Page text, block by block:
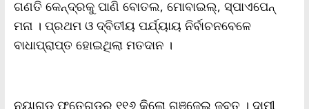
e
n
d
l
ଗଣତି କେନ୍ଦ୍ରକୁ ପାଣି ବୋତଲ, ମୋବାଇଲ୍‌, ସ୍ପାଏପେନ୍
ମନା । ପ୍ରଥମ ଓ ଦ୍ବିତୀୟ ପର୍ଯ୍ୟାୟ ନିର୍ବାଚନବେଳେ
ବାଧାପ୍ରାପ୍ତ ହୋଇଥିଲା ମତଦାନ ।
ନୟାଗଡ଼ ଫତେଗଡ଼ରୁ ୧୧୬ କିଲୋ ଗଞ୍ଜେଇ ଜବତ । ଦାମୀ